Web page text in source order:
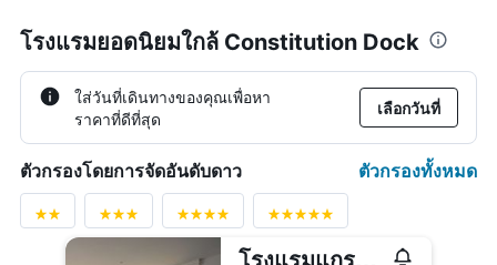
โรงแรมยอดนิยมใกล้ Constitution Dock
ใส่วันที่เดินทางของคุณเพื่อหา
ราคาที่ดีที่สุด
เลือกวันที่
ตัวกรองโดยการจัดอันดับดาว ตัวกรองทั้งหมด